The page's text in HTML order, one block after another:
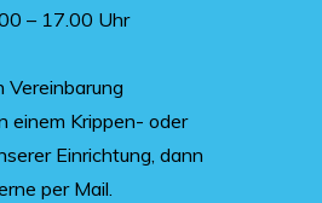
– 17.00 Uhr
Vereinbarung
einem Krippen- oder
Einrichtung, dann
per Mail.